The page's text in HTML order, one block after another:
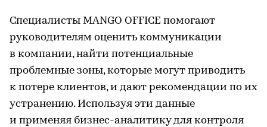
Специалисты MANGO OFFICE помогают
руководителям оценить коммуникации
в компании, найти потенциальные
проблемные зоны, которые могут приводить
к потере клиентов, и дают рекомендации по их
устранению. Используя эти данные
и применяя бизнес-аналитику для контроля